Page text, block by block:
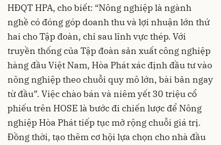
HĐQT HPA, cho biết: “Nông nghiệp là ngành
nghề có đóng góp doanh thu và lợi nhuận lớn thứ
hai cho Tập đoàn, chỉ sau lĩnh vực thép. Với
truyền thống của Tập đoàn sản xuất công nghiệp
hàng đầu Việt Nam, Hòa Phát xác định đầu tư vào
nông nghiệp theo chuỗi quy mô lớn, bài bản ngay
từ đầu”. Việc chào bán và niêm yết 30 triệu cổ
phiếu trên HOSE là bước đi chiến lược để Nông
nghiệp Hòa Phát tiếp tục mở rộng chuỗi giá trị.
Đồng thời, tạo thêm cơ hội lựa chọn cho nhà đầu